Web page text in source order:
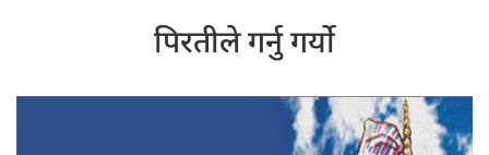
पिरतीले गर्नु गर्यो